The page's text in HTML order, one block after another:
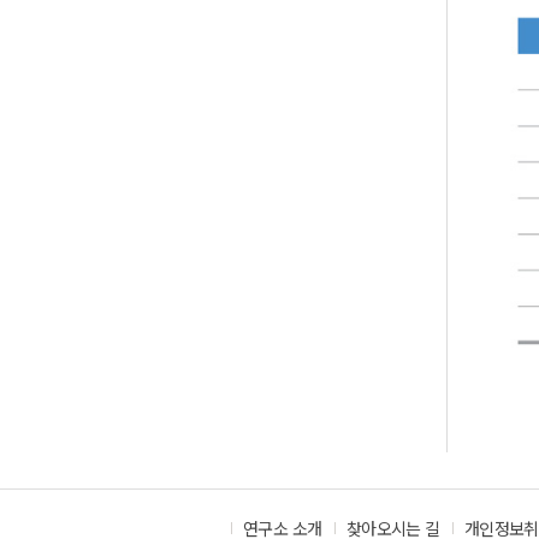
연구소 소개 찾아오시는 길 개인정보